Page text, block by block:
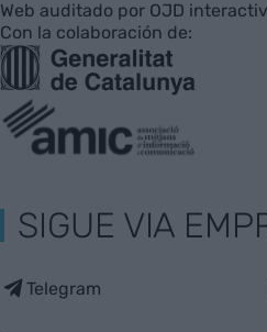
Web auditado por OJD
Con la colaboración de:
SIGUE VIA
Telegram